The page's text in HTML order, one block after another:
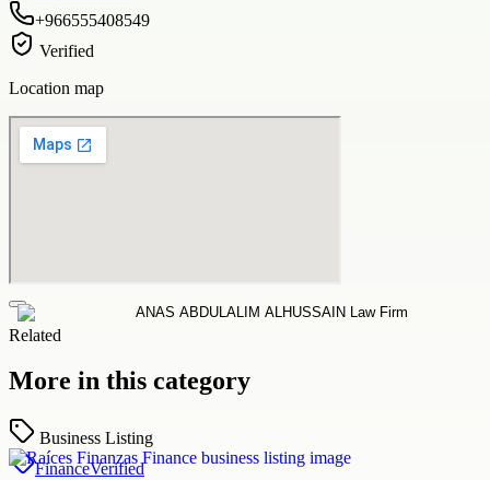
+966555408549
Verified
Location map
Related
More in this category
Business Listing
FinanceVerified